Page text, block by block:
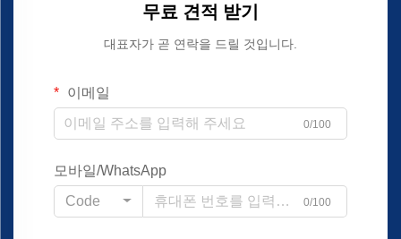
무료 견적 받기
대표자가 곧 연락을 드릴 것입니다.
이메일
0/100
모바일/WhatsApp
Code
0/100